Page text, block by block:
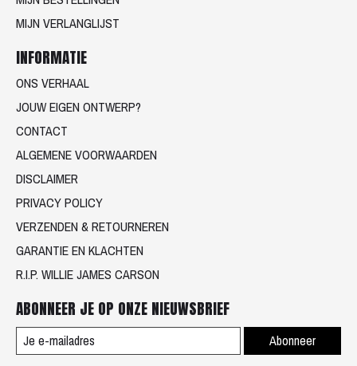
MIJN VERLANGLIJST
INFORMATIE
ONS VERHAAL
JOUW EIGEN ONTWERP?
CONTACT
ALGEMENE VOORWAARDEN
DISCLAIMER
PRIVACY POLICY
VERZENDEN & RETOURNEREN
GARANTIE EN KLACHTEN
R.I.P. WILLIE JAMES CARSON
ABONNEER JE OP ONZE NIEUWSBRIEF
Abonneer